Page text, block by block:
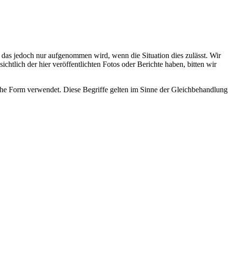
jedoch nur aufgenommen wird, wenn die Situation dies zulässt. Wir
der hier veröffentlichten Fotos oder Berichte haben, bitten wir
Form verwendet. Diese Begriffe gelten im Sinne der Gleichbehandlung